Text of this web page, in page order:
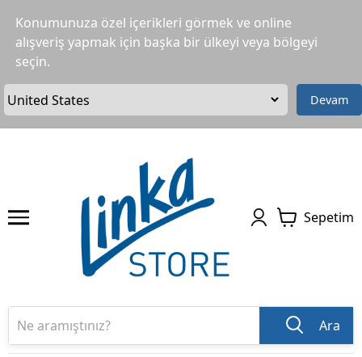
Konumunuza özel içerikleri görmek ve online
alışveriş yapmak için başka bir ülkeyi veya bölgeyi
seçin.
Devam
Sepetim
Ara